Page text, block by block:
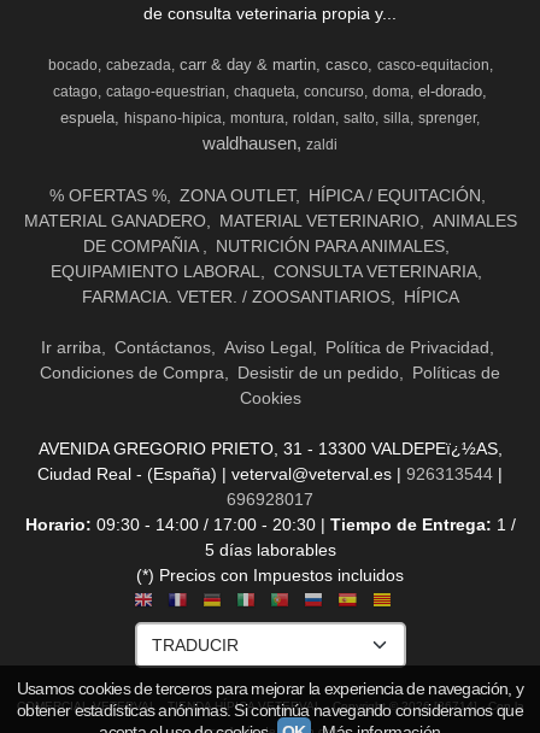
de consulta veterinaria propia y...
bocado cabezada carr & day & martin casco
casco-equitacion
catago catago-equestrian chaqueta concurso doma el-dorado
espuela
hispano-hipica montura roldan salto silla sprenger
waldhausen zaldi
% OFERTAS % ZONA OUTLET
HÍPICA / EQUITACIÓN
MATERIAL GANADERO
MATERIAL VETERINARIO
ANIMALES
DE COMPAÑIA
NUTRICIÓN PARA ANIMALES
EQUIPAMIENTO LABORAL
CONSULTA VETERINARIA
FARMACIA. VETER. / ZOOSANTIARIOS
HÍPICA
Ir arriba Contáctanos Aviso Legal
Política de Privacidad
Condiciones de Compra
Desistir de un pedido
Políticas de
Cookies
AVENIDA GREGORIO PRIETO, 31 - 13300 VALDEPEï¿½AS,
Ciudad Real - (España) | veterval@veterval.es | 926313544 |
696928017
Horario: 09:30 - 14:00 / 17:00 - 20:30 | Tiempo de Entrega: 1 /
5 días laborables
(*) Precios con Impuestos incluidos
COMERCIAL VETERVAL - TIENDA HÍPICA VETERVAL- Copyright © 2026 [36714] - Con la
Usamos cookies de terceros para mejorar la experiencia de navegación, y
obtener estadísticas anónimas. Si continúa navegando consideramos que